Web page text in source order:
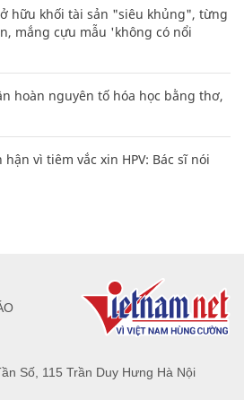
hữu khối tài sản "siêu khủng", từng
mắng cựu mẫu 'không có nổi
hoàn nguyên tố hóa học bằng thơ,
vì tiêm vắc xin HPV: Bác sĩ nói
Số, 115 Trần Duy Hưng Hà Nội